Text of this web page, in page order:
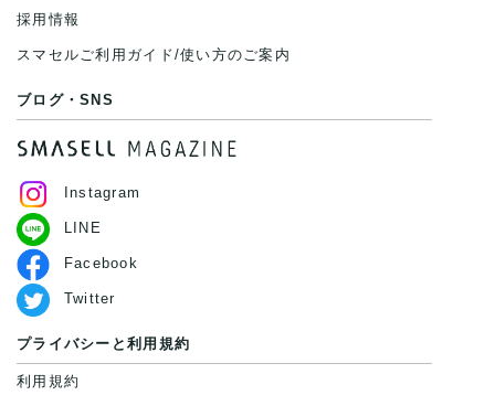
採用情報
スマセルご利用ガイド/使い方のご案内
ブログ・SNS
Instagram
LINE
Facebook
Twitter
プライバシーと利用規約
利用規約